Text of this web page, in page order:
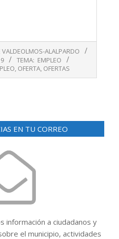
ALALPARDO
TEMA: EMPLEO
, OFERTA, OFERTAS
EN TU CORREO
información a ciudadanos y
el municipio, actividades